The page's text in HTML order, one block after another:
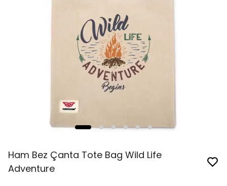
Ham Bez Çanta Tote Bag Wild Life
Adventure